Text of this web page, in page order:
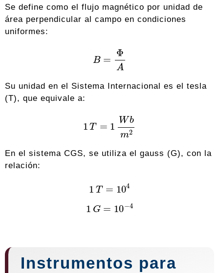
Se define como el flujo magnético por unidad de
área perpendicular al campo en condiciones
uniformes:
ΦA
Su unidad en el Sistema Internacional es el tesla
(T), que equivale a:
bm2
En el sistema CGS, se utiliza el gauss (G), con la
relación:
1T 104
1 G 10−4
Instrumentos para